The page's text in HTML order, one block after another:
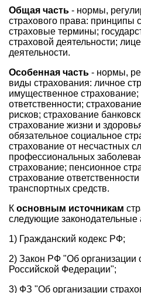
Общая часть - нормы,
страхового права: принципы
страховые термины;
страховой деятельности;
деятельности.
Особенная часть - нормы,
виды страхования: личное
имущественное страхование;
ответственности;
рисков; страхование
страхование жизни и
обязательное социальное
страхование от несчастных
профессиональных
страхование; пенсионное
страхование
транспортных средств.
К основным источникам
следующие законодательные
1) Гражданский кодекс РФ;
2) Закон РФ "Об организации
Российской Федерации";
3) ФЗ "Об организации